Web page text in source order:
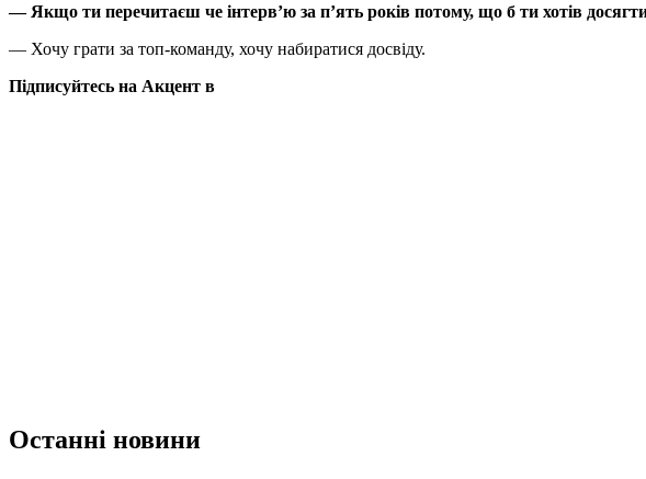
— Якщо ти перечитаєш че інтерв’ю за п’ять років потому, що б ти хотів
— Хочу грати за топ-команду, хочу набиратися досвіду.
Підписуйтесь на Акцент в
Останні новини